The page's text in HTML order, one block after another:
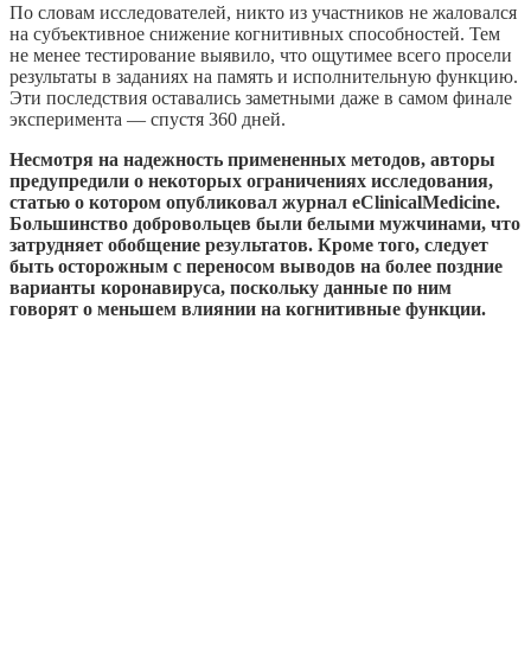
По словам исследователей, никто из участников не жаловался
на субъективное снижение когнитивных способностей. Тем
не менее тестирование выявило, что ощутимее всего просели
результаты в заданиях на память и исполнительную функцию.
Эти последствия оставались заметными даже в самом финале
эксперимента — спустя 360 дней.
Несмотря на надежность примененных методов, авторы
предупредили о некоторых ограничениях исследования,
статью о котором опубликовал журнал eClinicalMedicine.
Большинство добровольцев были белыми мужчинами, что
затрудняет обобщение результатов. Кроме того, следует
быть осторожным с переносом выводов на более поздние
варианты коронавируса, поскольку данные по ним
говорят о меньшем влиянии на когнитивные функции.